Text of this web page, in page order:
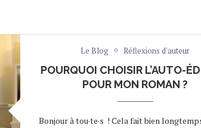
Le Blog Réflexions d'auteur
POURQUOI CHOISIR L’AUTO-
POUR MON ROMAN ?
Bonjour à tou·te·s ! Cela fait bien